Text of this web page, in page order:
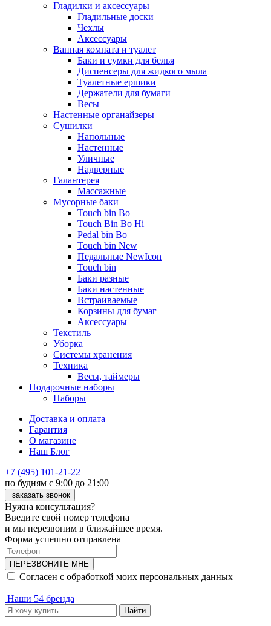
Гладилки и аксессуары
Гладильные доски
Чехлы
Аксессуары
Ванная комната и туалет
Баки и сумки для белья
Диспенсеры для жидкого мыла
Туалетные ершики
Держатели для бумаги
Весы
Настенные органайзеры
Сушилки
Напольные
Настенные
Уличные
Надверные
Галантерея
Массажные
Мусорные баки
Touch bin Bo
Touch Bin Bo Hi
Pedal bin Bo
Touch bin New
Педальные NewIcon
Touch bin
Баки разные
Баки настенные
Встраиваемые
Корзины для бумаг
Аксессуары
Текстиль
Уборка
Системы хранения
Техника
Весы, таймеры
Подарочные наборы
Наборы
Доставка и оплата
Гарантия
О магазине
Наш Блог
+7 (495) 101-21-22
по будням с 9:00 до 21:00
заказать звонок
Нужна консультация?
Введите свой номер телефона
и мы перезвоним в ближайшее время.
Форма успешно отправлена
ПЕРЕЗВОНИТЕ МНЕ
Согласен с обработкой моих персональных данных
Наши 54 бренда
Найти